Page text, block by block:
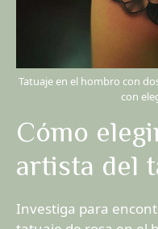
Tatuaje en el hombro con
con
Cómo
artista del
Investiga para